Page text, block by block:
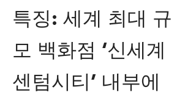
특징: 세계 최대 규
모 백화점 ‘신세계
센텀시티’ 내부에